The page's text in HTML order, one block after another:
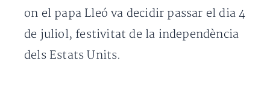
on el papa Lleó va decidir passar el dia 4
de juliol, festivitat de la independència
dels Estats Units.